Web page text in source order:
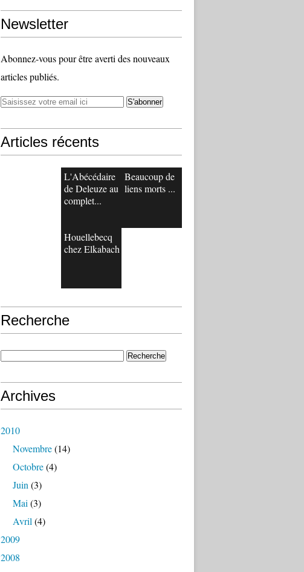
Newsletter
Abonnez-vous pour être averti des nouveaux
articles publiés.
Articles récents
L'Abécédaire
de Deleuze au
complet...
Beaucoup de
liens morts ...
Houellebecq
chez Elkabach
Recherche
Archives
2010
Novembre(14)
Octobre(4)
Juin (3)
Mai (3)
Avril (4)
2009
2008